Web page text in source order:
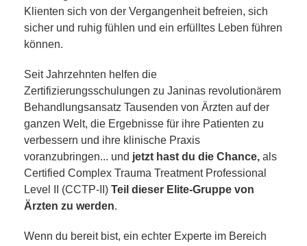
Klienten sich von der Vergangenheit befreien, sich
sicher und ruhig fühlen und ein erfülltes Leben führen
können.
Seit Jahrzehnten helfen die
Zertifizierungsschulungen zu Janinas revolutionärem
Behandlungsansatz Tausenden von Ärzten auf der
ganzen Welt, die Ergebnisse für ihre Patienten zu
verbessern und ihre klinische Praxis
voranzubringen... und jetzt hast du die Chance, als
Certified Complex Trauma Treatment Professional
Level II (CCTP-II) Teil dieser Elite-Gruppe von
Ärzten zu werden.
Wenn du bereit bist, ein echter Experte im Bereich